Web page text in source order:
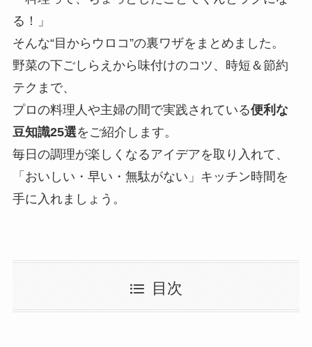
る！」
そんな“目からウロコ”の裏ワザをまとめました。
野菜の下ごしらえから味付けのコツ、時短＆節約
テクまで、
プロの料理人や主婦の間で実践されている便利な
豆知識25選をご紹介します。
毎日の調理が楽しくなるアイデアを取り入れて、
「おいしい・早い・無駄がない」キッチン時間を
手に入れましょう。
目次